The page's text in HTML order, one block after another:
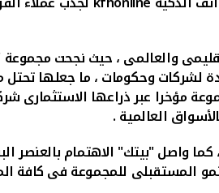
والعالمى ، حيث نجحت
لشركات وحكومات ، ما جعلها
تجاوزت 5 مليارات دولار أمريكي ، ورتبت المجموعة
العالمية .
واصل "بيتك" الاهتمام بالعنصر
المستقبلى للمجموعة فى كافة